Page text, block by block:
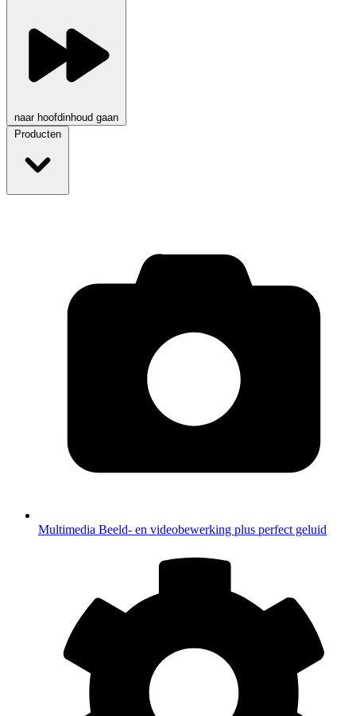
naar hoofdinhoud gaan
Producten
Multimedia Beeld- en videobewerking plus perfect geluid